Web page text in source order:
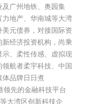
广州地铁、奥园集
地产、华南城等大湾
元债券，对接国际资
经济投资机构，尚乘
、柔性传感、虚拟现
航者柔宇科技、中国
体品牌日日煮
领先的金融科技平台
大湾区创新科技企